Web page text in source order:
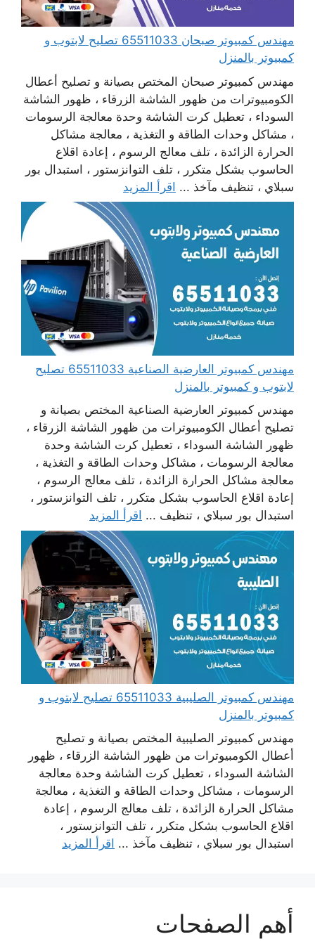
مهندس كمبيوتر صبحان 65511033 تصليح لابتوب و
كمبيوتر بالمنزل
مهندس كمبيوتر صبحان المختص بصيانة و تصليح أعطال
الكومبيوترات من ظهور الشاشة الزرقاء ، ظهور الشاشة
السوداء ، تعطيل كرت الشاشة وحدة معالجة الرسومات
، مشاكل وحدات الطاقة و التغذية ، معالجة مشاكل
الحرارة الزائدة ، تلف معالج الرسوم ، إعادة اقلاع
الحاسوب بشكل متكرر ، تلف التوانزستور ، استبدال بور
سبلاي ، تنظيف مآخذ ... اقرأ المزيد
مهندس كمبيوتر العارضية الصناعية 65511033 تصليح
لابتوب و كمبيوتر بالمنزل
مهندس كمبيوتر العارضية الصناعية المختص بصيانة و
تصليح أعطال الكومبيوترات من ظهور الشاشة الزرقاء ،
ظهور الشاشة السوداء ، تعطيل كرت الشاشة وحدة
معالجة الرسومات ، مشاكل وحدات الطاقة و التغذية ،
معالجة مشاكل الحرارة الزائدة ، تلف معالج الرسوم ،
إعادة اقلاع الحاسوب بشكل متكرر ، تلف التوانزستور ،
استبدال بور سبلاي ، تنظيف ... اقرأ المزيد
مهندس كمبيوتر الصليبية 65511033 تصليح لابتوب و
كمبيوتر بالمنزل
مهندس كمبيوتر الصليبية المختص بصيانة و تصليح
أعطال الكومبيوترات من ظهور الشاشة الزرقاء ، ظهور
الشاشة السوداء ، تعطيل كرت الشاشة وحدة معالجة
الرسومات ، مشاكل وحدات الطاقة و التغذية ، معالجة
مشاكل الحرارة الزائدة ، تلف معالج الرسوم ، إعادة
اقلاع الحاسوب بشكل متكرر ، تلف التوانزستور ،
استبدال بور سبلاي ، تنظيف مآخذ ... اقرأ المزيد
أهم الصفحات